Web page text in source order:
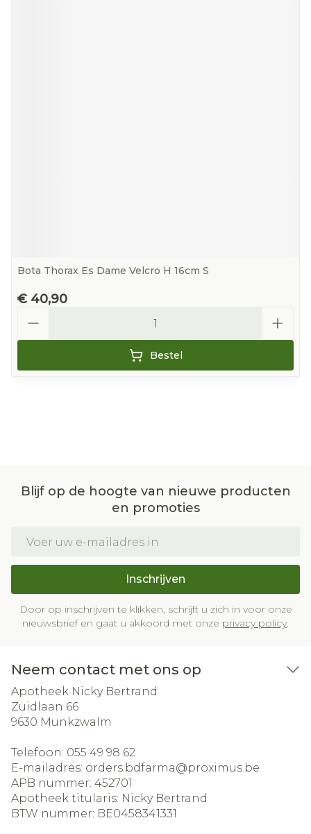
Bota Thorax Es Dame Velcro H 16cm S
€ 40,90
Bestel
Blijf op de hoogte van nieuwe producten
en promoties
Inschrijven
Door op inschrijven te klikken, schrijft u zich in voor onze
nieuwsbrief en gaat u akkoord met onze privacy policy.
Neem contact met ons op
Apotheek Nicky Bertrand
Zuidlaan 66
9630 Munkzwalm
Telefoon: 055 49 98 62
E-mailadres: orders.bdfarma@proximus.be
APB nummer: 452701
Apotheek titularis: Nicky Bertrand
BTW nummer: BE0458341331